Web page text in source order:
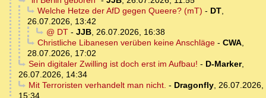
Welche Hetze der AfD gegen Queere? (mT) - DT,
26.07.2026, 13:42
@ DT- JJB, 26.07.2026, 16:38
Christliche Libanesen verüben keine Anschläge- CWA,
28.07.2026, 17:02
Sein digitaler Zwilling ist doch erst im Aufbau! - D-Marker,
26.07.2026, 14:34
Mit Terroristen verhandelt man nicht. - Dragonfly, 26.07.2026,
15:34